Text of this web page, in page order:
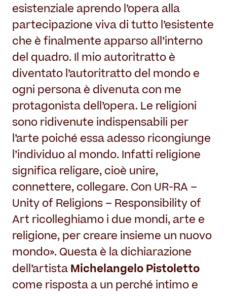
esistenziale aprendo l’opera alla
partecipazione viva di tutto l’esistente
che è finalmente apparso all’interno
del quadro. Il mio autoritratto è
diventato l’autoritratto del mondo e
ogni persona è divenuta con me
protagonista dell’opera. Le religioni
sono ridivenute indispensabili per
l’arte poiché essa adesso ricongiunge
l’individuo al mondo. Infatti religione
significa religare, cioè unire,
connettere, collegare. Con UR-RA –
Unity of Religions – Responsibility of
Art ricolleghiamo i due mondi, arte e
religione, per creare insieme un nuovo
mondo». Questa è la dichiarazione
dell’artista Michelangelo Pistoletto
come risposta a un perché intimo e